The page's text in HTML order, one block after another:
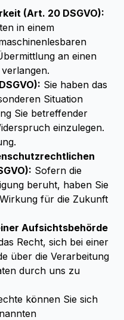
(Art. 20 DSGVO):
in einem
an einen
Sie haben das
Situation
Sie betreffender
einzulegen.
Sofern die
beruht, haben Sie
für die Zukunft
Aufsichtsbehörde
Recht, sich bei einer
über die Verarbeitung
durch uns zu
können Sie sich